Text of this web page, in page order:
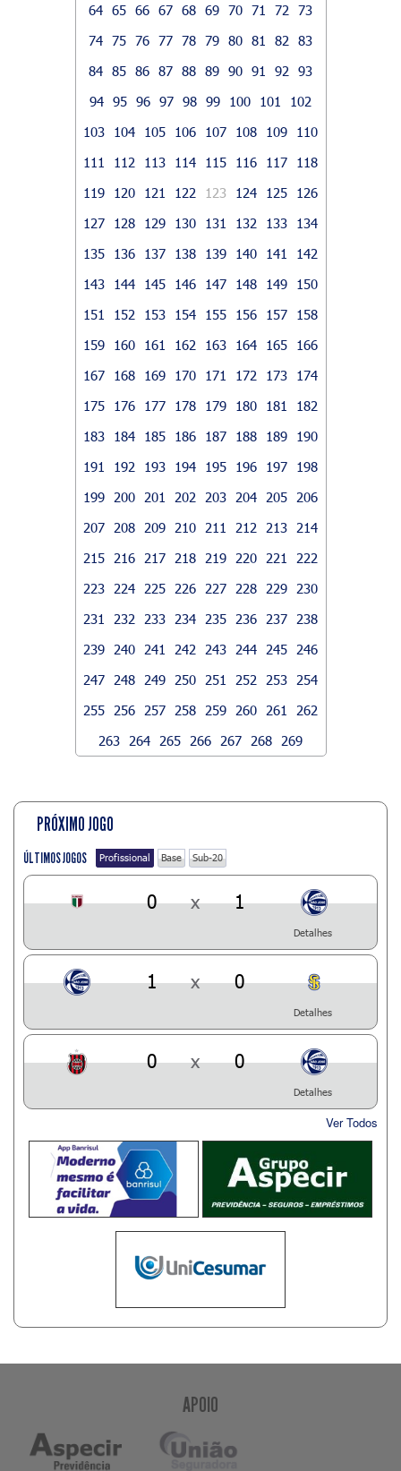
64 65 66 67 68 69 70 71 72
73
74 75 76 77 78 79 80 81 82
83
84 85 86 87 88 89 90 91 92
93
94 95 96 97 98 99 100 101
102
103
104 105 106 107 108 109
110
111
112 113 114 115 116 117
118
119
120 121 122 123 124 125
126
127
128 129 130 131 132 133
134
135
136 137 138 139 140 141
142
143
144 145 146 147 148 149
150
151
152 153 154 155 156 157
158
159
160 161 162 163 164 165
166
167
168 169 170 171 172 173
174
175
176 177 178 179 180 181
182
183
184 185 186 187 188 189
190
191
192 193 194 195 196 197
198
199
200 201 202 203 204 205
206
207
208 209 210 211 212 213
214
215
216 217 218 219 220 221
222
223
224 225 226 227 228 229
230
231
232 233 234 235 236 237
238
239
240 241 242 243 244 245
246
247
248 249 250 251 252 253
254
255
256 257 258 259 260 261
262
263
264 265 266 267 268 269
PRÓXIMO JOGO
ÚLTIMOS JOGOS Profissional Base Sub-20
0 x 1
Detalhes
1 x 0
Detalhes
0 x 0
Detalhes
Ver Todos
APOIO